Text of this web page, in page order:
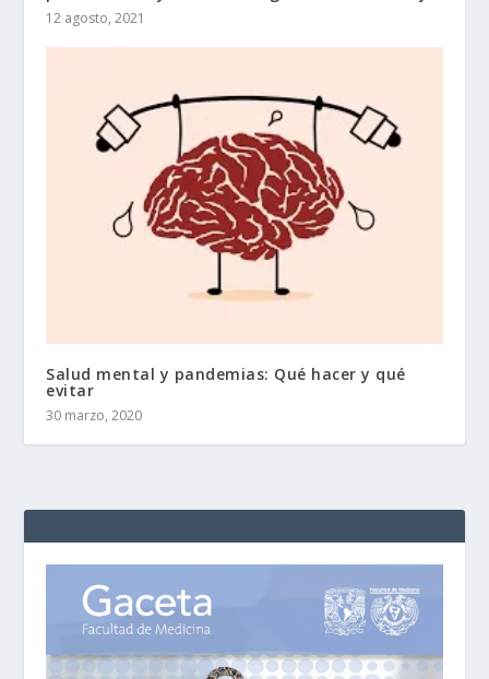
12 agosto, 2021
Salud mental y pandemias: Qué hacer y qué
evitar
30 marzo, 2020